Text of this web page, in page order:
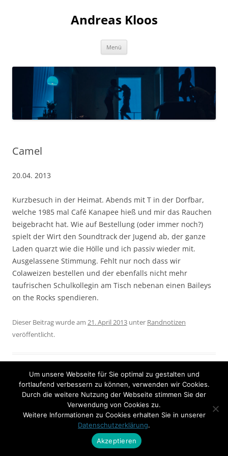
Andreas Kloos
Menü
Camel
20.04. 2013
Kurzbesuch in der Heimat. Abends mit T in der Dorfbar,
welche 1985 mal Café Kanapee hieß und mir das Rauchen
beigebracht hat. Wie auf Bestellung (oder immer noch?)
spielt der Wirt den Soundtrack der Jugend ab, der ganze
Laden quarzt wie die Hölle und ich passiv wieder mit.
Ausgelassene Stimmung. Fehlt nur noch dass wir
Colaweizen bestellen und der ebenfalls nicht mehr
taufrischen Schulkollegin am Tisch nebenan einen Baileys
on the Rocks spendieren.
Dieser Beitrag wurde am 21. April 2013 unter Randnotizen
veröffentlicht.
Beitrags-
Navigation
XXL-Griller John Steinbeck
Um unsere Webseite für Sie optimal zu gestalten und
fortlaufend verbessern zu können, verwenden wir Cookies.
Durch die weitere Nutzung der Webseite stimmen Sie der
Verwendung von Cookies zu.
Weitere Informationen zu Cookies erhalten Sie in unserer
Datenschutzerklärung.
Akzeptieren